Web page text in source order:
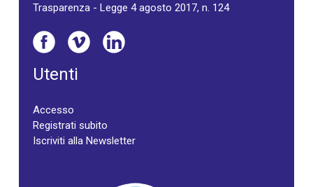
Trasparenza - Legge 4 agosto 2017, n. 124
Utenti
Accesso
Registrati subito
Iscriviti alla Newsletter